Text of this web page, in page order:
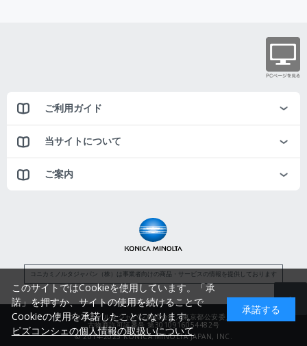
ご利用ガイド
当サイトについて
ご案内
コニカミノルタジャパン（株）は事業者向けの商品・サービスの情報を提供しております
コニカミノルタジャパン株式会社／東京都公安委員会
古物商許可証番号 第3010916054482号
© 2014-2025 KONICA MINOLTA JAPAN, INC.
このサイトではCookieを使用しています。「承
諾」を押すか、サイトの使用を続けることで
Cookieの使用を承諾したことになります。
ビズコンシェの個人情報の取扱いについて
承諾する